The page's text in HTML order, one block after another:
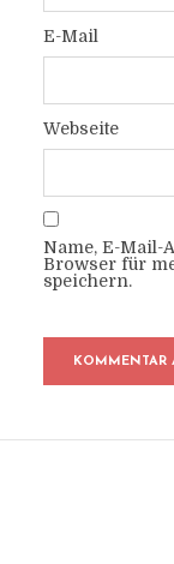
E-Mail
Webseite
Name, E-Mail-
Browser für
speichern.